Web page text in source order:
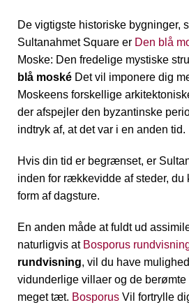
De vigtigste historiske bygninger,
Sultanahmet Square er Den blå
Moske: Den fredelige mystiske
blå moské Det vil imponere dig
Moskeens forskellige
der afspejler den byzantinske
indtryk af, at det var i en anden tid.
Hvis din tid er begrænset, er
inden for rækkevidde af steder, du
form af dagsture.
En anden måde at fuldt ud
naturligvis at Bosporus
rundvisning, vil du have
vidunderlige villaer og de berømte
meget tæt. Bosporus Vil fortrylle